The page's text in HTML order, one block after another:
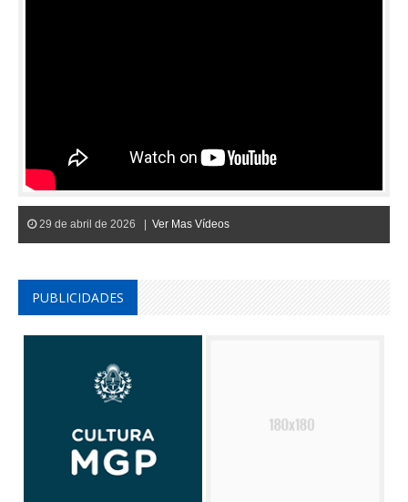
29 de abril de 2026 |Ver Mas Vídeos
PUBLICIDADES